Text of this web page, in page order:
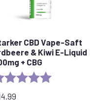
CBD Vape-Saft
& Kiwi E-Liquid
+ CBG